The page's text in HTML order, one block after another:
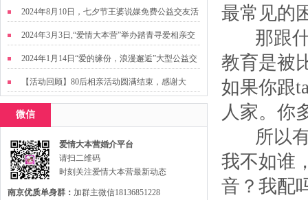
最常见的
那跟什
教育是被
如果你跟
人家。你
所以有
我不如谁
音？我配
2024年8月10日，七夕节王婆说媒免费公益交友活
动
2024年3月3日,“爱情大本营”举办踏青寻爱相亲交
友活动
2024年1月14日“爱的缘份，浪漫邂逅”大型公益交
友活动
【活动回顾】80后相亲活动圆满结束，感谢大
家，走出来才有机会扩大缘分哦~
微信
爱情大本营婚介平台
请扫二维码
时刻关注爱情大本营最新动态
南京优质单身群： 加群主微信18136851228